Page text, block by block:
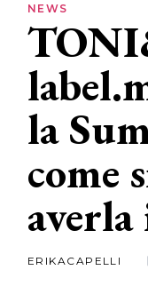
Lifestyle
News
News
aziende
NEWS
la
come
ERIKACAPELLI